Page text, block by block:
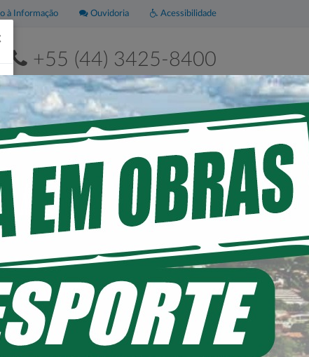
Acessibilidade
Ouvidoria
à Informação
+55 (44) 3425-8400
2ª a 6ª de 8h às 11h30 e das 13h às 17h30
Municipais
Portal da
Transparência